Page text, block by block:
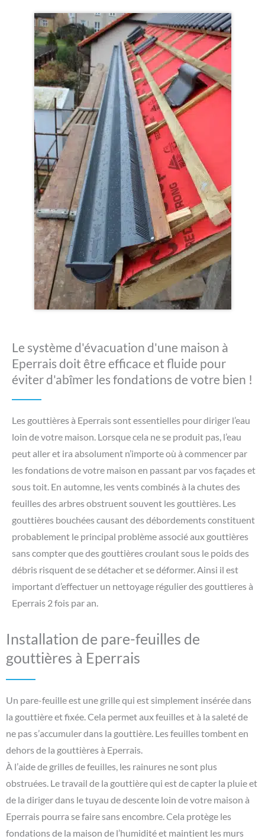
Le système d'évacuation d'une maison à
Eperrais doit être efficace et fluide pour
éviter d'abîmer les fondations de votre bien !
Les gouttières à Eperrais sont essentielles pour diriger l’eau
loin de votre maison. Lorsque cela ne se produit pas, l’eau
peut aller et ira absolument n’importe où à commencer par
les fondations de votre maison en passant par vos façades et
sous toit. En automne, les vents combinés à la chutes des
feuilles des arbres obstruent souvent les gouttières. Les
gouttières bouchées causant des débordements constituent
probablement le principal problème associé aux gouttières
sans compter que des gouttières croulant sous le poids des
débris risquent de se détacher et se déformer. Ainsi il est
important d’effectuer un nettoyage régulier des gouttieres à
Eperrais 2 fois par an.
Installation de pare-feuilles de
gouttières à Eperrais
Un pare-feuille est une grille qui est simplement insérée dans
la gouttière et fixée. Cela permet aux feuilles et à la saleté de
ne pas s’accumuler dans la gouttière. Les feuilles tombent en
dehors de la gouttières à Eperrais.
À l’aide de grilles de feuilles, les rainures ne sont plus
obstruées. Le travail de la gouttière qui est de capter la pluie et
de la diriger dans le tuyau de descente loin de votre maison à
Eperrais pourra se faire sans encombre. Cela protège les
fondations de la maison de l’humidité et maintient les murs